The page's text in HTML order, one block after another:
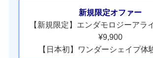
新規限定オファー
【新規限定】エンダモロジーアラ
¥9,900
【日本初】ワンダーシェイプ体